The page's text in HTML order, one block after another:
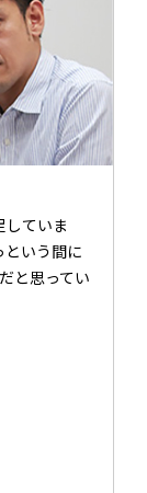
ていま
いう間に
と思ってい